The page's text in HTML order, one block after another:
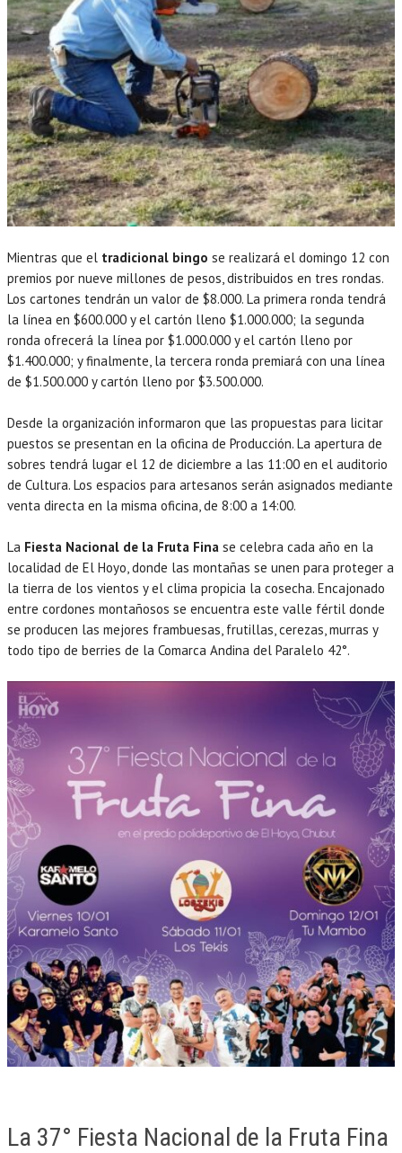
Mientras que el tradicional bingo se realizará el domingo 12 con
premios por nueve millones de pesos, distribuidos en tres rondas.
Los cartones tendrán un valor de $8.000. La primera ronda tendrá
la línea en $600.000 y el cartón lleno $1.000.000; la segunda
ronda ofrecerá la línea por $1.000.000 y el cartón lleno por
$1.400.000; y finalmente, la tercera ronda premiará con una línea
de $1.500.000 y cartón lleno por $3.500.000.
Desde la organización informaron que las propuestas para licitar
puestos se presentan en la oficina de Producción. La apertura de
sobres tendrá lugar el 12 de diciembre a las 11:00 en el auditorio
de Cultura. Los espacios para artesanos serán asignados mediante
venta directa en la misma oficina, de 8:00 a 14:00.
La Fiesta Nacional de la Fruta Fina se celebra cada año en la
localidad de El Hoyo, donde las montañas se unen para proteger a
la tierra de los vientos y el clima propicia la cosecha. Encajonado
entre cordones montañosos se encuentra este valle fértil donde
se producen las mejores frambuesas, frutillas, cerezas, murras y
todo tipo de berries de la Comarca Andina del Paralelo 42°.
La 37° Fiesta Nacional de la Fruta Fina